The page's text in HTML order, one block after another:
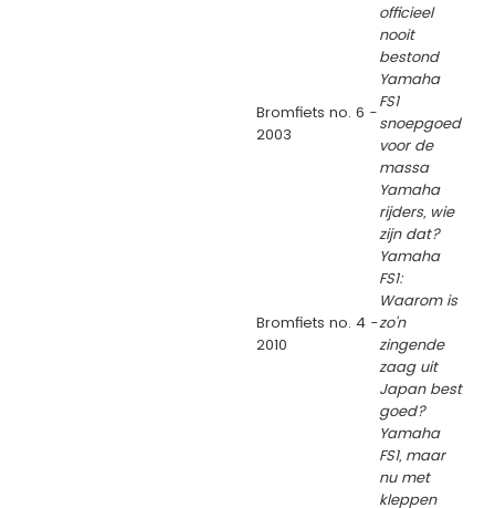
officieel
nooit
bestond
Bromfiets no. 6 -
2003
Yamaha
FS1
snoepgoed
voor de
massa
Yamaha
rijders, wie
zijn dat?
Bromfiets no. 4 -
2010
Yamaha
FS1:
Waarom is
zo'n
zingende
zaag uit
Japan best
goed?
Yamaha
FS1, maar
nu met
kleppen